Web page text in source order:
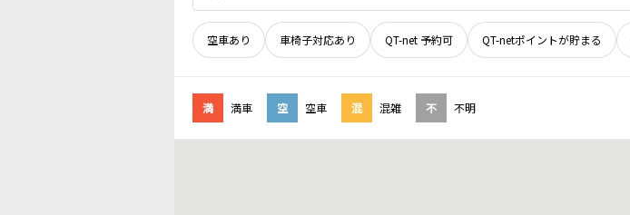
空車あり 車椅子対応あり QT-net 予約可 QT-netポイントが貯まる
満 満車 空 空車 混 混雑 不 不明